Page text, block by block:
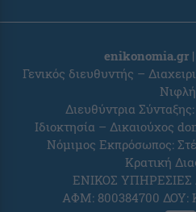
enikonomia.gr |
Γενικός διευθυντής –
Διευθύντρια
Ιδιοκτησία – Δικαιούχος
Νόμιμος Εκπρόσωπος:
Κρατική
ΕΝΙΚΟΣ ΥΠΗΡΕΣΙΕΣ
ΑΦΜ: 800384700